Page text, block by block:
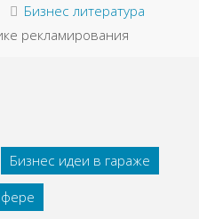
Бизнес литература
рекламирования
Бизнес идеи в гараже